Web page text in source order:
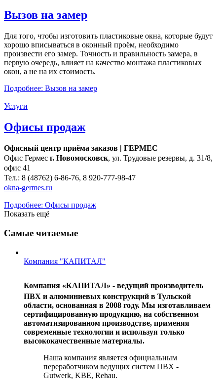
Вызов на замер
Для того, чтобы изготовить пластиковые окна, которые будут
хорошо вписываться в оконный проём, необходимо
произвести его замер. Точность и правильность замера, в
первую очередь, влияет на качество монтажа пластиковых
окон, а не на их стоимость.
Подробнее: Вызов на замер
Услуги
Офисы продаж
Офисный центр приёма заказов | ГЕРМЕС
Офис Гермес г. Новомосковск, ул. Трудовые резервы, д. 31/8,
офис 41
Тел.: 8 (48762) 6-86-76, 8 920-777-98-47
okna-germes.ru
Подробнее: Офисы продаж
Показать ещё
Самые читаемые
Компания "КАПИТАЛ"
Компания «КАПИТАЛ» - ведущий производитель
ПВХ и алюминиевых конструкций в Тульской
области, основанная в 2008 году. Мы изготавливаем
сертифицированную продукцию, на собственном
автоматизированном производстве, применяя
современные технологии и используя только
высококачественные материалы.
Наша компания является официальным
переработчиком ведущих систем ПВХ -
Gutwerk, KBE, Rehau.